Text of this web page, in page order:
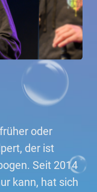
oder
der ist
Seit 2014
kann, hat sich